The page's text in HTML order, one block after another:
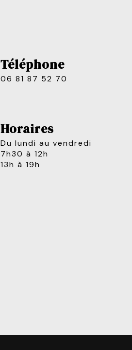
Téléphone
06 81 87 52 70
Horaires
Du lundi au vendredi
7h30 à 12h
13h à 19h